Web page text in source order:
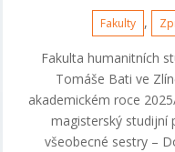
Fakulty ,
Fakulta humanitních
Tomáše Bati ve
akademickém roce
magisterský studijní
všeobecné sestry –